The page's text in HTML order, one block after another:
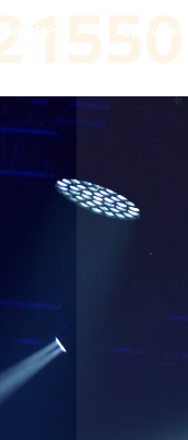
Galerie Spectacle